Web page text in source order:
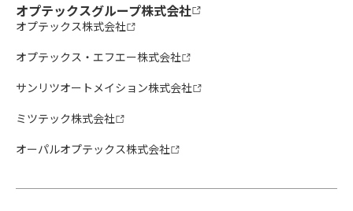
オプテックスグループ株式会社
オプテックス株式会社
オプテックス・エフエー株式会社
サンリツオートメイション株式会社
ミツテック株式会社
オーパルオプテックス株式会社